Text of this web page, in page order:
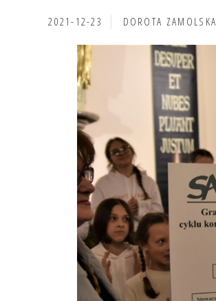
2021-12-23 DOROTA ZAMOLSKA